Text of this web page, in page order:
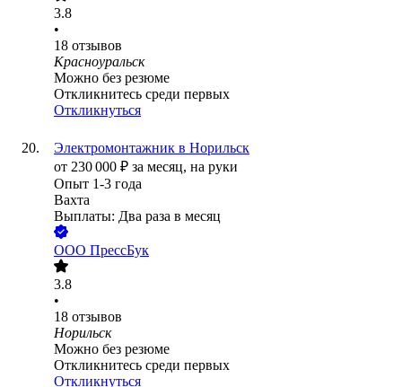
3.8
•
18 отзывов
Красноуральск
Можно без резюме
Откликнитесь среди первых
Откликнуться
Электромонтажник в Норильск
от 230 000 ₽ за месяц, на руки
Опыт 1-3 года
Вахта
Выплаты: Два раза в месяц
ООО ПрессБук
3.8
•
18 отзывов
Норильск
Можно без резюме
Откликнитесь среди первых
Откликнуться